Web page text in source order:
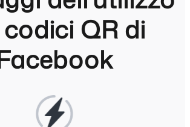
QR di